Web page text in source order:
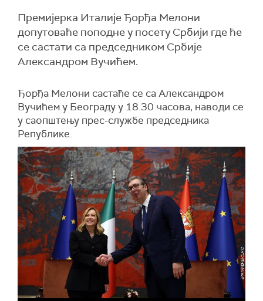
Премијерка Италије Ђорђа Мелони
допутоваће поподне у посету Србији где ће
се састати са председником Србије
Александром Вучићем.
Ђорђа Мелони састаће се са Александром
Вучићем у Београду у 18.30 часова, наводи се
у саопштењу прес-службе председника
Републике.